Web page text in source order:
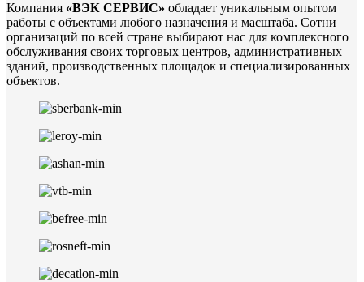
Компания «ВЭК СЕРВИС» обладает уникальным опытом
работы с объектами любого назначения и масштаба. Сотни
организаций по всей стране выбирают нас для комплексного
обслуживания своих торговых центров, административных
зданий, производственных площадок и специализированных
объектов.